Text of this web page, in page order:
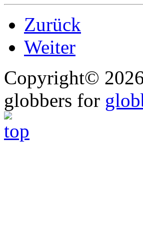
Zurück
Weiter
Copyright©
globbers for